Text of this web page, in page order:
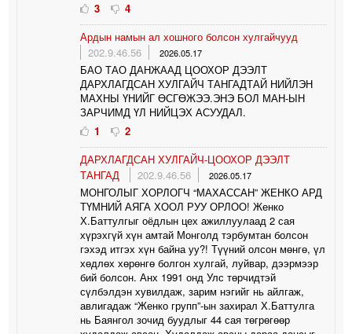
3
4
Ардын намын ал хошного болсон хулгайчууд
202.9.46.56
2026.05.17
БАО ТАО ДАНЖААД ЦООХОР ДЭЭЛТ
ДАРХЛАГДСАН ХУЛГАЙЧ ТАНГАДТАЙ НИЙЛЭН
МАХНЫ ҮНИЙГ ӨСГӨЖЭЭ.ЭНЭ БОЛ МАН-ЫН
ЗАРЧИМД ҮЛ НИЙЦЭХ АСУУДАЛ.
1
2
ДАРХЛАГДСАН ХУЛГАЙЧ-ЦООХОР ДЭЭЛТ
ТАНГАД
202.9.46.56 2026.05.17
МОНГОЛЫГ ХОРЛОГЧ “МАХАССАН” ЖЕНКО АРД
ТҮМНИЙ АЯГА ХООЛ РУУ ОРЛОО! Женко
Х.Баттулгыг оёдлын цех ажиллуулаад 2 сая
хүрэхгүй хүн амтай Монголд тэрбумтан болсон
гэхэд итгэх хүн байна уу?! Түүний олсон мөнгө, үл
хөдлөх хөрөнгө болгон хулгай, луйвар, дээрмээр
бий болсон. Анх 1991 онд Улс төрчидтэй
сүлбэлдэн хувилдаж, зарим нэгийг нь айлгаж,
авлигадаж “Женко групп”-ын захирал Х.Баттулга
нь Баянгол зочид буудлыг 44 сая төгрөгөөр